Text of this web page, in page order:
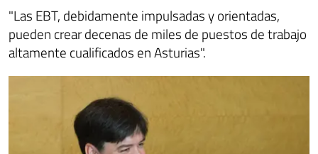
"Las EBT, debidamente impulsadas y orientadas,
pueden crear decenas de miles de puestos de trabajo
altamente cualificados en Asturias".